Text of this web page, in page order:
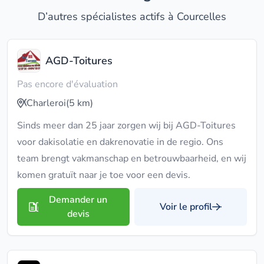
D’autres spécialistes actifs à Courcelles
AGD-Toitures
Pas encore d'évaluation
Charleroi(5 km)
Sinds meer dan 25 jaar zorgen wij bij AGD-Toitures
voor dakisolatie en dakrenovatie in de regio. Ons
team brengt vakmanschap en betrouwbaarheid, en wij
komen gratuït naar je toe voor een devis.
Demander un
devis
Voir le profil